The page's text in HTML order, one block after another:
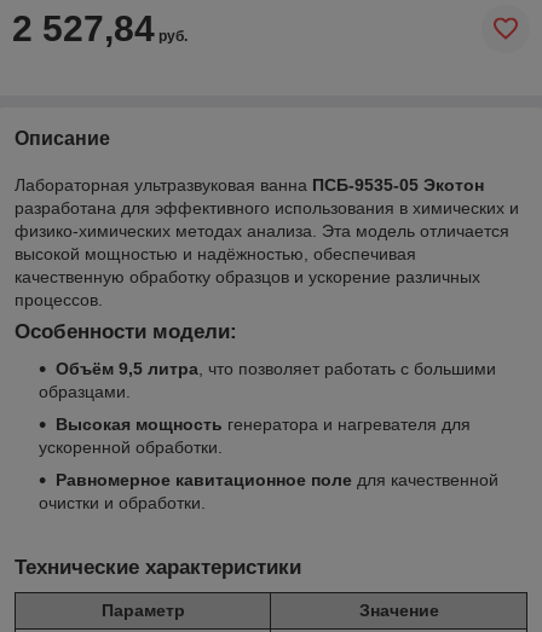
2 527,84 руб.
Описание
Лабораторная ультразвуковая ванна ПСБ-9535-05 Экотон
разработана для эффективного использования в химических и
физико-химических методах анализа. Эта модель отличается
высокой мощностью и надёжностью, обеспечивая
качественную обработку образцов и ускорение различных
процессов.
Особенности модели:
Объём 9,5 литра , что позволяет работать с большими
образцами.
Высокая мощность генератора и нагревателя для
ускоренной обработки.
Равномерное кавитационное поле для качественной
очистки и обработки.
Технические характеристики
Параметр
Значение